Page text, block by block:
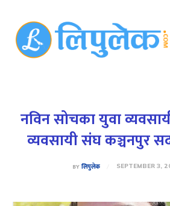
नविन सोचका युवा
व्यवसायी संघ कञ्चनपुर
BYलिपुलेक SEPTEMBER 3,